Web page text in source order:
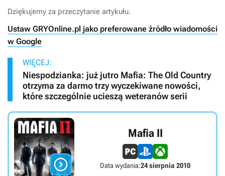
Dziękujemy za przeczytanie artykułu.
Ustaw GRYOnline.pl jako preferowane źródło wiadomości
w Google
WIĘCEJ:
Niespodzianka: już jutro Mafia: The Old Country
otrzyma za darmo trzy wyczekiwane nowości,
które szczególnie ucieszą weteranów serii

Mafia II
Data wydania:24 sierpnia 2010